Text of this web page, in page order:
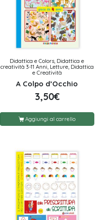
Didattica e Colors, Didattica e
creatività 3-11 Anni, Letture, Didattica
e Creatività
A Colpo d’Occhio
3,50€
Aggiungi al carrello